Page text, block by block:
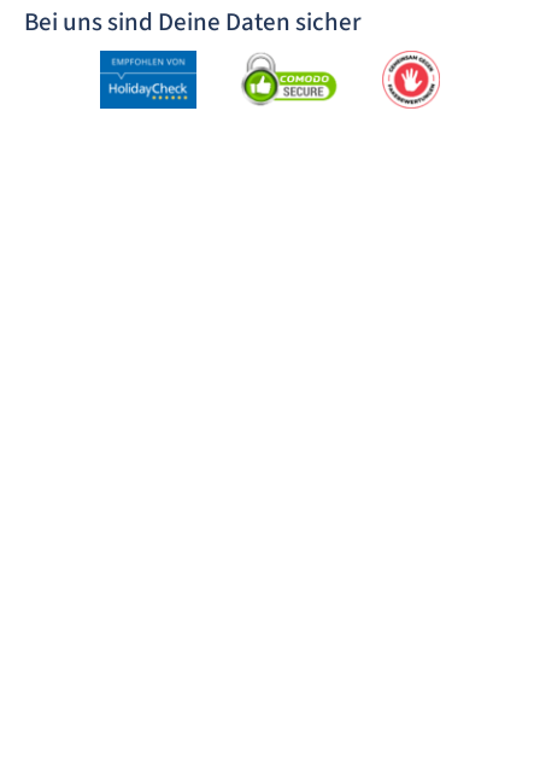
Bei uns sind Deine Daten sicher